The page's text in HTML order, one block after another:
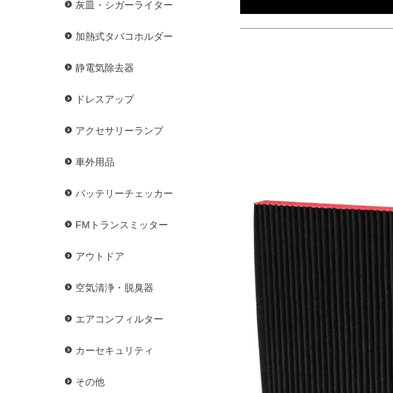
灰皿・シガーライター
加熱式タバコホルダー
静電気除去器
ドレスアップ
アクセサリーランプ
車外用品
バッテリーチェッカー
FMトランスミッター
アウトドア
空気清浄・脱臭器
エアコンフィルター
カーセキュリティ
その他